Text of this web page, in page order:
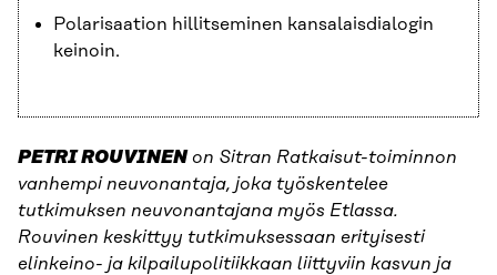
Polarisaation hillitseminen kansalaisdialogin
keinoin.
PETRI ROUVINENon Sitran Ratkaisut-toiminnon
vanhempi neuvonantaja, joka työskentelee
tutkimuksen neuvonantajana myös Etlassa.
Rouvinen keskittyy tutkimuksessaan erityisesti
elinkeino- ja kilpailupolitiikkaan liittyviin kasvun ja